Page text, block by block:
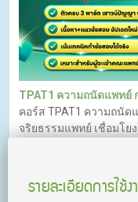
TPAT1 ความถนัดแพทย์
คอร์ส TPAT1 ความถนั
จริยธรรมแพทย์ เชื่อมโย
รายละเอียดการใช้